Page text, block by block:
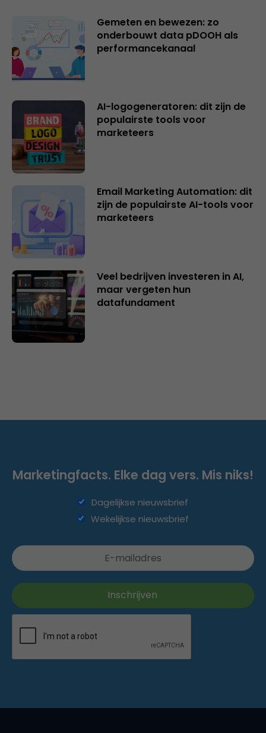
Gemeten en bewezen: zo
onderbouwt data pDOOH als
performancekanaal
AI-logogeneratoren: dit zijn de
populairste tools voor
marketeers
Email Marketing Automation: dit
zijn de populairste AI-tools voor
marketeers
Veel bedrijven investeren in AI,
maar vergeten hun
datafundament
Marketingfacts. Elke dag vers. Mis niks!
Dagelijkse nieuwsbrief
Wekelijkse nieuwsbrief